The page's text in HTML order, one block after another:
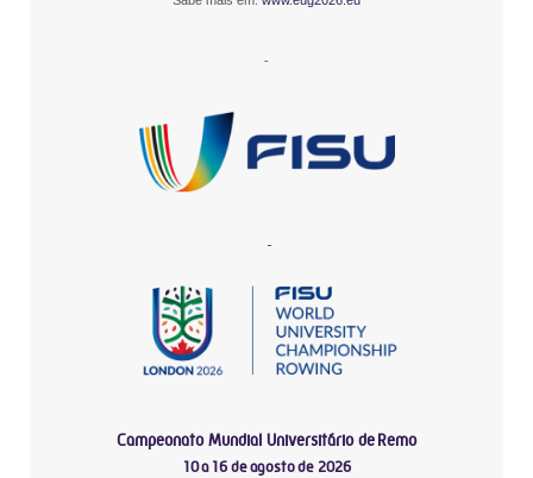
-
-
Campeonato Mundial Universitário de Remo
10 a 16 de agosto de 2026